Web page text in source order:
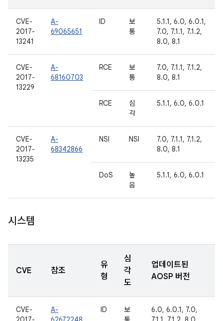
CVE-
2017-
13241
A-
69065651
ID
보
통
5.1.1, 6.0, 6.0.1,
7.0, 7.1.1, 7.1.2,
8.0, 8.1
CVE-
2017-
13229
A-
68160703
RCE
보
통
7.0, 7.1.1, 7.1.2,
8.0, 8.1
RCE
심
각
5.1.1, 6.0, 6.0.1
CVE-
2017-
13235
A-
68342866
NSI NSI
7.0, 7.1.1, 7.1.2,
8.0, 8.1
DoS
높
음
5.1.1, 6.0, 6.0.1
시스템
CVE 참조
유
형
심
각
도
업데이트된
AOSP 버전
CVE-
A-
ID
보
6.0, 6.0.1, 7.0,